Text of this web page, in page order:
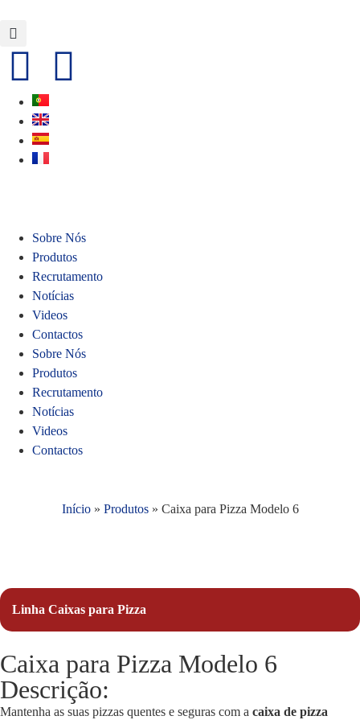
Sobre Nós
Produtos
Recrutamento
Notícias
Videos
Contactos
Sobre Nós
Produtos
Recrutamento
Notícias
Videos
Contactos
Início» Produtos» Caixa para Pizza Modelo 6
Linha Caixas para Pizza
Caixa para Pizza Modelo 6
Descrição:
Mantenha as suas pizzas quentes e seguras com a caixa de pizza